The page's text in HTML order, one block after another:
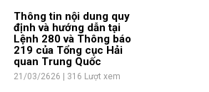
Thông tin nội dung quy
định và hướng dẫn tại
Lệnh 280 và Thông báo
219 của Tổng cục Hải
quan Trung Quốc
21/03/2626 | 316 Lượt xem